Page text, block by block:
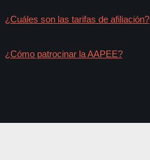
¿Cuáles son las tarifas de afiliación?
¿Cómo patrocinar la AAPEE?